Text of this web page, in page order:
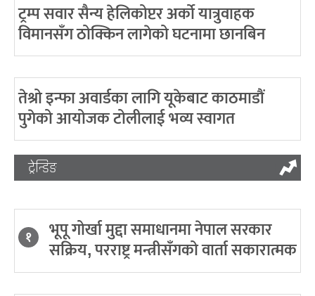
ट्रम्प सवार सैन्य हेलिकोप्टर अर्को यात्रुवाहक
विमानसँग ठोक्किन लागेको घटनामा छानबिन
तेश्रो इन्फा अवार्डका लागि यूकेबाट काठमाडौं
पुगेको आयोजक टोलीलाई भव्य स्वागत
ट्रेन्डिङ
१ भूपू गोर्खा मुद्दा समाधानमा नेपाल सरकार
सक्रिय, परराष्ट्र मन्त्रीसँगको वार्ता सकारात्मक